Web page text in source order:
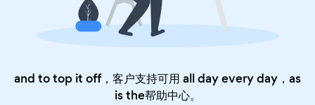
and to top it off，客户支持可用 all day every day，as
is the帮助中心。